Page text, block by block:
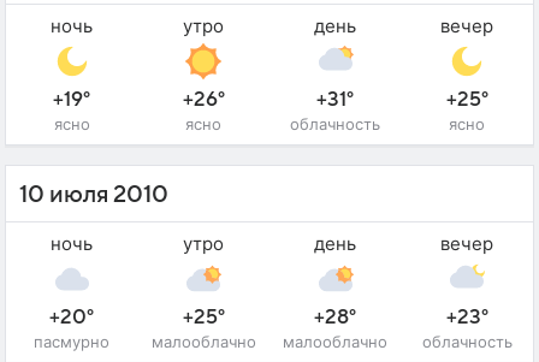
ночь
+19°
ясно
утро
+26°
ясно
день
+31°
облачность
вечер
+25°
ясно
10 июля 2010
ночь
+20°
пасмурно
утро
+25°
малооблачно
день
+28°
малооблачно
вечер
+23°
облачность